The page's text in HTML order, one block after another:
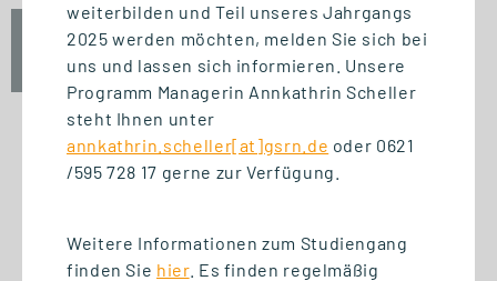
Fr., 25. September 2026
10:00 Uhr
START STUDIENGANG
Management (MBA)
weiterbilden und Teil unseres Jahrgangs
2025 werden möchten, melden Sie sich bei
uns und lassen sich informieren. Unsere
Programm Managerin Annkathrin Scheller
steht Ihnen unter
annkathrin.scheller[at]gsrn.de oder 0621
/595 728 17 gerne zur Verfügung.
Weitere Informationen zum Studiengang
finden Sie hier. Es finden regelmäßig